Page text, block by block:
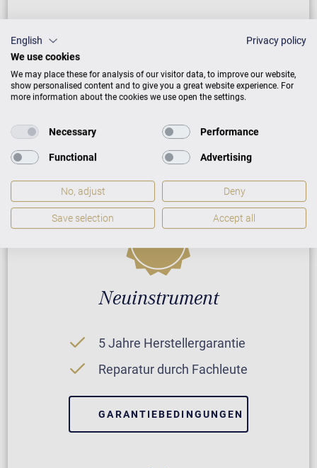
ZUSATZLEISTUNGEN FÜR C. BECHSTEIN
CONCERT A-192
Neuinstrument
5 Jahre Herstellergarantie
Reparatur durch Fachleute
GARANTIEBEDINGUNGEN
English
Privacy policy
We use cookies
We may place these for analysis of our visitor data, to improve our website,
show personalised content and to give you a great website experience. For
more information about the cookies we use open the settings.
Necessary Performance
Functional Advertising
No, adjust Deny
Save selection Accept all